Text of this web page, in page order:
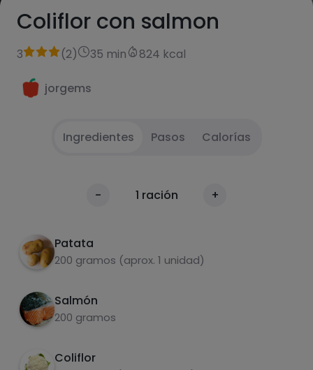
Coliflor con salmon
3 (2) 35 min 824 kcal
jorgems
Ingredientes Pasos Calorías
- 1 ración +
Patata
200 gramos (aprox. 1 unidad)
Salmón
200 gramos
Coliflor